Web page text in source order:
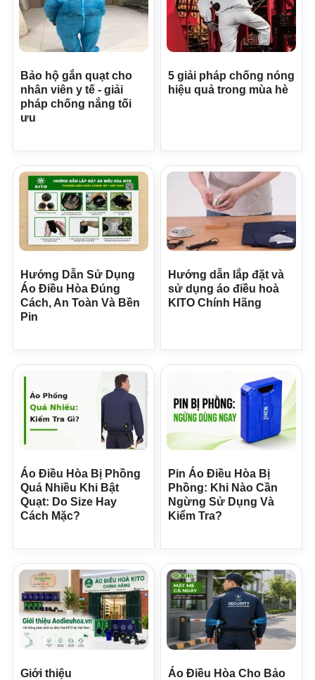
Bảo hộ gắn quạt cho
nhân viên y tế - giải
pháp chống nắng tối
ưu
5 giải pháp chống nóng
hiệu quả trong mùa hè
Hướng Dẫn Sử Dụng
Áo Điều Hòa Đúng
Cách, An Toàn Và Bền
Pin
Hướng dẫn lắp đặt và
sử dụng áo điều hoà
KITO Chính Hãng
Áo Điều Hòa Bị Phồng
Quá Nhiều Khi Bật
Quạt: Do Size Hay
Cách Mặc?
Pin Áo Điều Hòa Bị
Phồng: Khi Nào Cần
Ngừng Sử Dụng Và
Kiểm Tra?
Giới thiệu
Áo Điều Hòa Cho Bảo